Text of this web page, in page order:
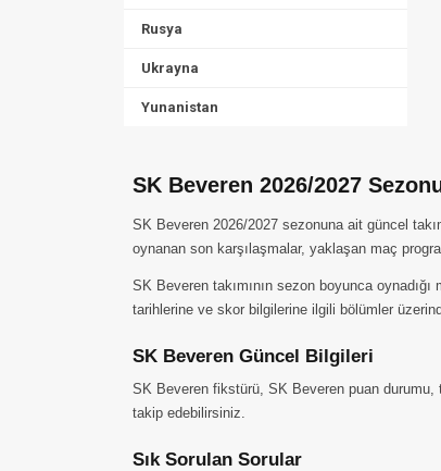
Rusya
Ukrayna
Yunanistan
SK Beveren 2026/2027
SK Beveren 2026/2027 sezonuna ait güncel
oynanan son karşılaşmalar, yaklaşan maç
SK Beveren takımının sezon boyunca
tarihlerine ve skor bilgilerine ilgili bölümler
SK Beveren Güncel Bilgileri
SK Beveren fikstürü, SK Beveren puan durumu,
takip edebilirsiniz.
Sık Sorulan Sorular